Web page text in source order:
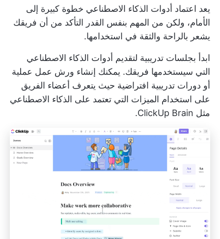
يعد اعتماد أدوات الذكاء الاصطناعي خطوة كبيرة إلى
الأمام، ولكن من المهم بنفس القدر التأكد من أن فريقك
يشعر بالراحة والثقة في استخدامها.
ابدأ بجلسات تدريبية لتقديم أدوات الذكاء الاصطناعي
التي سيستخدمها فريقك. يمكنك إنشاء ورش عمل عملية
أو دورات تدريبية افتراضية حيث يتعرف أعضاء الفريق
على استخدام الميزات التي تعتمد على الذكاء الاصطناعي
مثل ClickUp Brain.